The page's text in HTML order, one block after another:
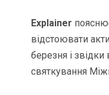
Explainer
відстоювати
березня і звідки
святкування